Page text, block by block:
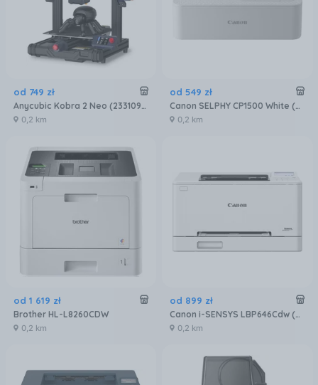
od 749 zł
Anycubic Kobra 2 Neo (233109285)
0,2 km
od 549 zł
Canon SELPHY CP1500 White (5540C003)
0,2 km
od 1 619 zł
Brother HL-L8260CDW
0,2 km
od 899 zł
Canon i-SENSYS LBP646Cdw (6929C007)
0,2 km